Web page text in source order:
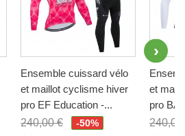
Ensemble cuissard vélo
et maillot cyclisme hiver
pro EF Education -...
240,00 €
-50%
et
pro
240,00